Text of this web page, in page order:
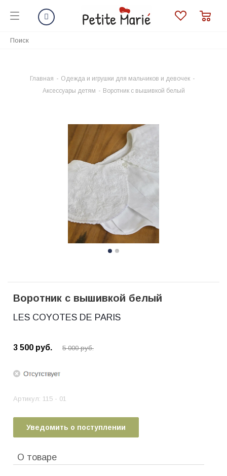
Главная - Одежда и игрушки для мальчиков и девочек -
Аксессуары детям - Воротник с вышивкой белый
Воротник с вышивкой белый
LES COYOTES DE PARIS
3 500 руб. 5 000руб.
Артикул: 115 - 01
Уведомить о поступлении
О товаре